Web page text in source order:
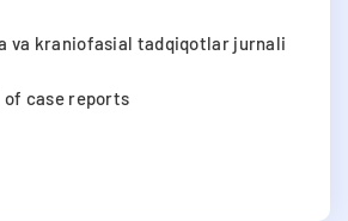
va kraniofasial tadqiqotlar jurnali
of case reports